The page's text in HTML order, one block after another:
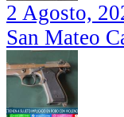
2 Agosto,
San Mateo